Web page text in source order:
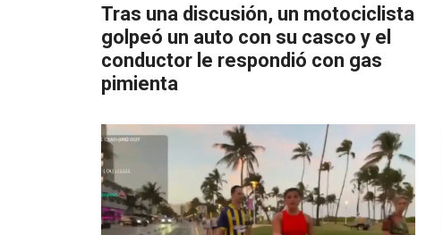
Tras una discusión, un motociclista
golpeó un auto con su casco y el
conductor le respondió con gas
pimienta